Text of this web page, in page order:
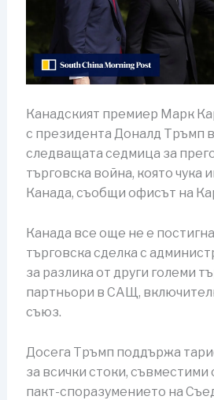
Канадският премиер Марк
с президента Доналд Тръмп
следващата седмица за
търговска война, която чука
Канада, съобщи офисът на
Канада все още не е
търговска сделка с
за разлика от други големи
партньори в САЩ,
съюз.
Досега Тръмп поддържа
за всички стоки,
пакт-споразумението на